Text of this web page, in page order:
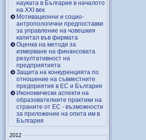
науката в България в началото
на ХХІ век
Мотивационни и социо-
антропологични предпоставки
за управление на човешкия
капитал във фирмата
Оценка на методи за
измерване на финансовата
резултативност на
предприятията
Защита на конкуренцията по
отношение на съвместните
предприятия в ЕС и България
Икономически аспекти на
образователните практики на
страните от ЕС - възможности
за приложение на опита им в
България
2012